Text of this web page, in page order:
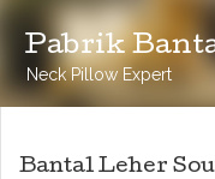
Pabrik
Neck Pillow Expert
Bantal Leher